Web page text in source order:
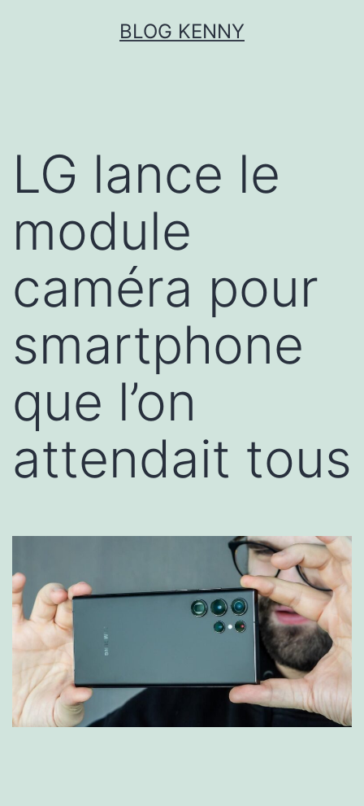
BLOG KENNY
LG lance le
module
caméra pour
smartphone
que l’on
attendait tous